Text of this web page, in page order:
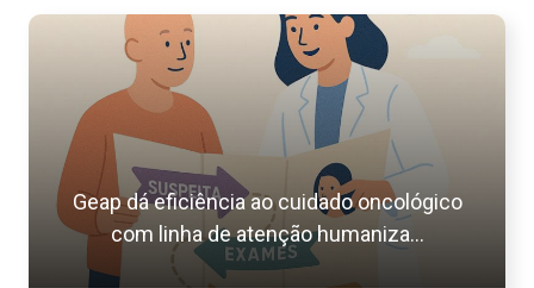
Geap dá eficiência ao cuidado oncológico
com linha de atenção humaniza...